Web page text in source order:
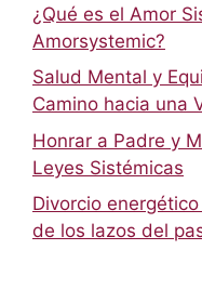
¿Qué es el Amor
Amorsystemic?
Salud Mental y
Camino hacia una
Honrar a Padre y
Leyes Sistémicas
Divorcio
de los lazos del